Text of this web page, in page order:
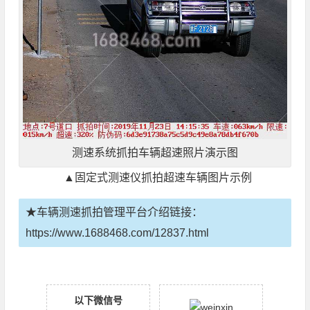
测速系统抓拍车辆超速照片演示图
▲固定式测速仪抓拍超速车辆图片示例
★车辆测速抓拍管理平台介绍链接：
https://www.1688468.com/12837.html
以下微信号